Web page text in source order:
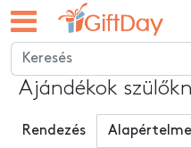
Ajándékok
Rendezés